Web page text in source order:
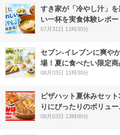
すき家が「冷やし汁」
い一杯を実食体験レポー
07月31日 11時30分
セブン‐イレブンに爽や
場！夏に食べたい限定商
08月03日 11時30分
ピザハット夏休みセッ
りにぴったりのボリュ
08月03日 13時00分